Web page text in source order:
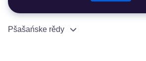
Pšašańske rědy